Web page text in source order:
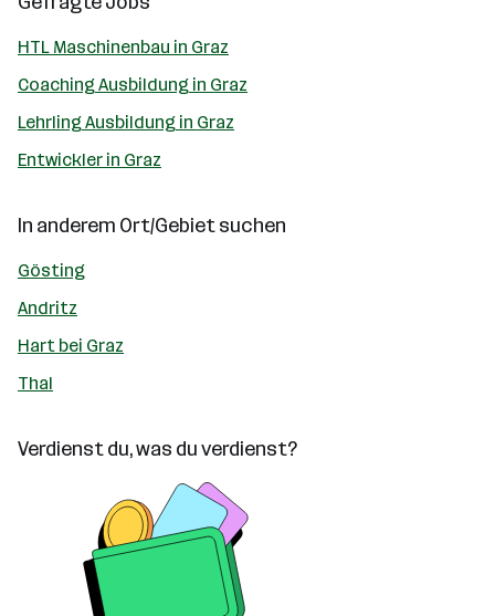
HTL Maschinenbau in Graz
Coaching Ausbildung in Graz
Lehrling Ausbildung in Graz
Entwickler in Graz
In anderem Ort/Gebiet suchen
Gösting
Andritz
Hart bei Graz
Thal
Verdienst du, was du verdienst?